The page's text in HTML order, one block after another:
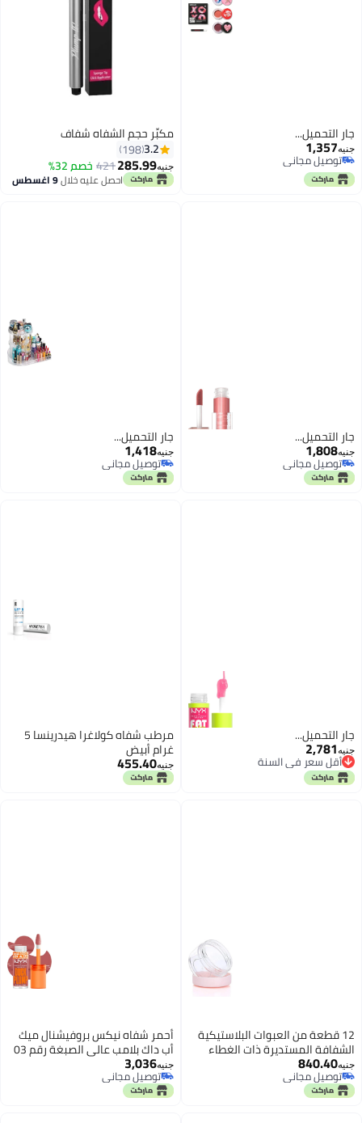
جارٍ التحميل...
جنيه1,357
توصيل مجاني
توصيل مجاني
مكبِّر حجم الشفاه شفاف
3.2
198
جنيه285.99
421 خصم 32%
احصل عليه خلال9 اغسطس
جارٍ التحميل...
جنيه1,808
توصيل مجاني
توصيل مجاني
جارٍ التحميل...
جنيه1,418
توصيل مجاني
توصيل مجاني
جارٍ التحميل...
جنيه2,781
أقل سعر في السنة
توصيل مجاني
أقل سعر في السنة
مرطب شفاه كولاغرا هيدرينسا 5
غرام أبيض
جنيه455.40
12 قطعة من العبوات البلاستيكية
الشفافة المستديرة ذات الغطاء
اللولبي الوردي والقاعدة الشفافة،
عبوات فارغة لعينات مستحضرات
التجميل للسفر، مناسبة لكريمات
جنيه840.40
توصيل مجاني
توصيل مجاني
أحمر شفاه نيكس بروفيشنال ميك
أب داك بلامب عالي الصبغة رقم 03
جنيه3,036
توصيل مجاني
توصيل مجاني